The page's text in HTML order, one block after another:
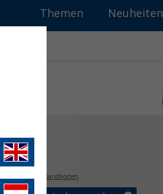
Themen Neuheiten
€
zzgl. Versandkosten